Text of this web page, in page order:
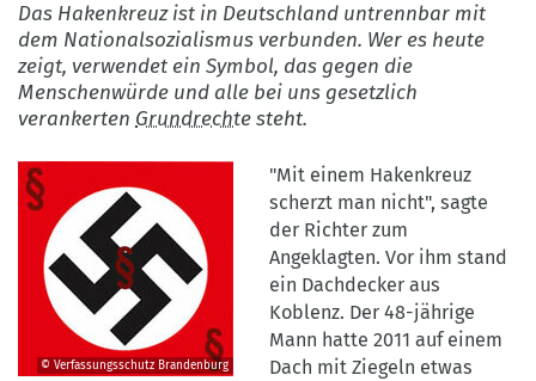
Das Hakenkreuz ist in Deutschland untrennbar mit
dem Nationalsozialismus verbunden. Wer es heute
zeigt, verwendet ein Symbol, das gegen die
Menschenwürde und alle bei uns gesetzlich
verankerten Grundrechtesteht.
© Verfassungsschutz Brandenburg
"Mit einem Hakenkreuz
scherzt man nicht", sagte
der Richter zum
Angeklagten. Vor ihm stand
ein Dachdecker aus
Koblenz. Der 48-jährige
Mann hatte 2011 auf einem
Dach mit Ziegeln etwas